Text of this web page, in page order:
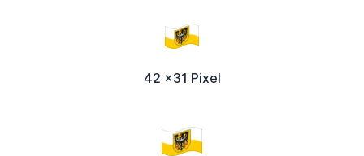
42 x31 Pixel